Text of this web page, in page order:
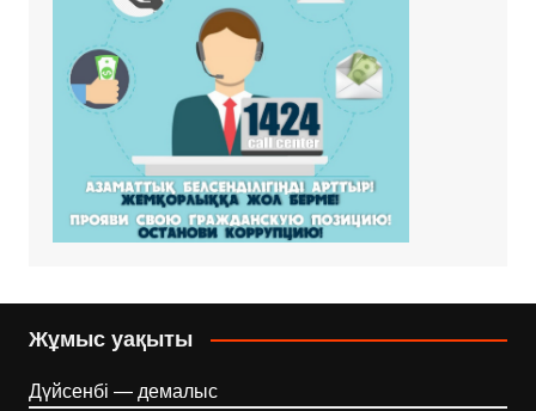
Жұмыс уақыты
Дүйсенбі — демалыс